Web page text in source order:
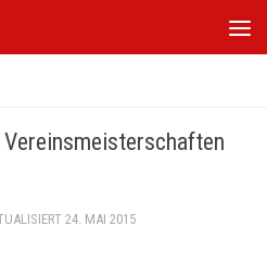
24. MAI 2015